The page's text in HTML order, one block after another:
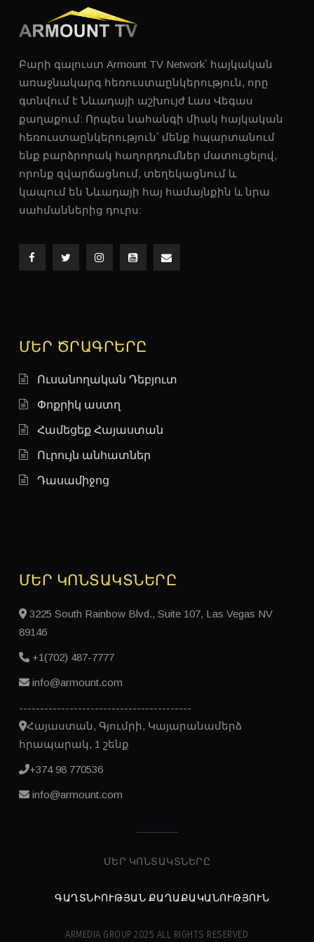
Բարի գալուստ Armount TV Network՝ հայկական
առաջնակարգ հեռուստաընկերություն, որը
գտնվում է Նևադայի աշխույժ Լաս ​​Վեգաս
քաղաքում: Որպես նահանգի միակ հայկական
հեռուստաընկերություն՝ մենք հպարտանում
ենք բարձրորակ հաղորդումներ մատուցելով,
որոնք զվարճացնում, տեղեկացնում և
կապում են Նևադայի հայ համայնքին և նրա
սահմաններից դուրս:
ՄԵՐ ԾՐԱԳՐԵՐԸ
Ուսանողական Դեբյուտ
Փոքրիկ աստղ
Համեցեք Հայաստան
Ուրույն անհատներ
Դասամիջոց
ՄԵՐ ԿՈՆՏԱԿՏՆԵՐԸ
3225 South Rainbow Blvd., Suite 107, Las Vegas NV
89146
+1(702) 487-7777
info@armount.com
-----------------------------------------
Հայաստան, Գյումրի, Կայարանամերձ
հրապարակ, 1 շենք
+374 98 770536
info@armount.com
ՄԵՐ ԿՈՆՏԱԿՏՆԵՐԸ
ԳԱՂՏՆԻՈՒԹՅԱՆ ՔԱՂԱՔԱԿԱՆՈՒԹՅՈՒՆ
ARMEDIA GROUP 2025 ALL RIGHTS RESERVED